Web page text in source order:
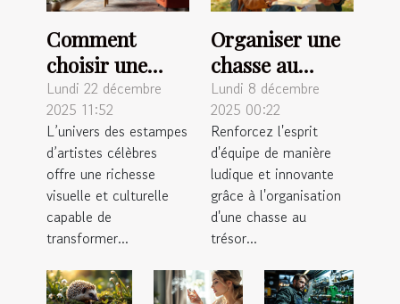
Comment
choisir une
estampe
d'artiste
célèbre pour
votre intérieur
?
Lundi 22 décembre
2025 11:52
L’univers des estampes
d’artistes célèbres
offre une richesse
visuelle et culturelle
capable de
transformer...
Organiser une
chasse au
trésor
inoubliable
pour renforcer
l'esprit
d'équipe
Lundi 8 décembre
2025 00:22
Renforcez l'esprit
d'équipe de manière
ludique et innovante
grâce à l'organisation
d'une chasse au
trésor...